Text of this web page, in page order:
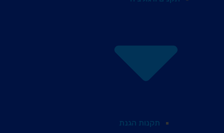
תקנות הגנת